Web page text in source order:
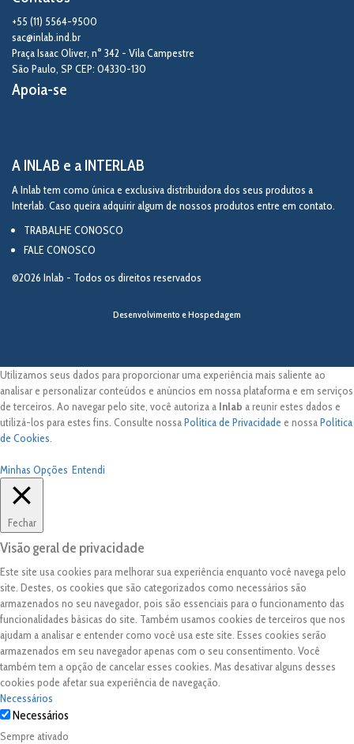
+55 (11) 5564-9500
sac@inlab.ind.br
Praça Isaac Oliver, n° 342 - Vila Campestre
São Paulo, SP CEP: 04330-130
Apoia-se
A INLAB e a INTERLAB
A Inlab tem como única e exclusiva distribuidora dos seus produtos a
Interlab. Caso queira adquirir algum de nossos produtos entre em contato.
TRABALHE CONOSCO
FALE CONOSCO
©2026 Inlab - Todos os direitos reservados
Desenvolvimento e Hospedagem
Utilizamos seus dados para proporcionar uma experiência mais saliente ao
analisar e personalizar conteúdos e anúncios em nossa plataforma e em serviços
de terceiros. Ao navegar pelo site, você autoriza a Inlab a reunir estes dados e
utilizá-los para estes fins. Consulte nossaPolítica de Privacidade e nossaPolítica
de Cookies.
Minhas Opções Entendi
Fechar
Visão geral de privacidade
Este site usa cookies para melhorar sua experiência enquanto você navega pelo
site. Destes, os cookies que são categorizados como necessários são
armazenados no seu navegador, pois são essenciais para o funcionamento das
funcionalidades básicas do site. Também usamos cookies de terceiros que nos
ajudam a analisar e entender como você usa este site. Esses cookies serão
armazenados em seu navegador apenas com o seu consentimento. Você
também tem a opção de cancelar esses cookies. Mas desativar alguns desses
cookies pode afetar sua experiência de navegação.
Necessários
Necessários
Sempre ativado